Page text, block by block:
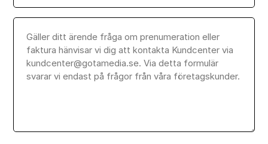
Meddelande